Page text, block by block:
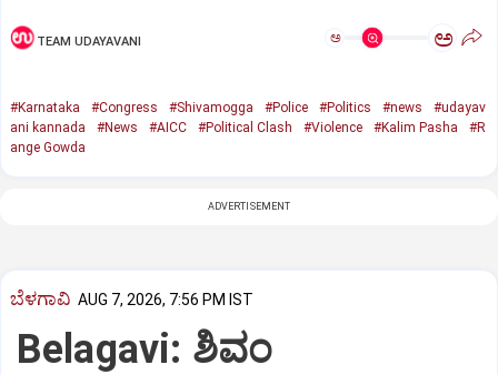
TEAM UDAYAVANI ಅ ಅ
#Karnataka #Congress #Shivamogga #Police #Politics #news
#udayav
ani kannada
#News #AICC #Political Clash #Violence #Kalim Pasha
#R
ange Gowda
ADVERTISEMENT
ಬೆಳಗಾವಿ AUG 7, 2026, 7:56 PM IST
Belagavi: ಶಿವಂ